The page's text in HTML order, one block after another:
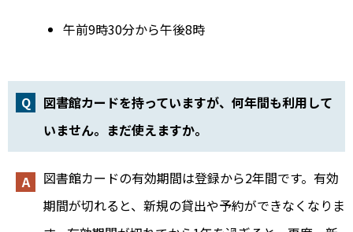
午前9時30分から午後8時
図書館カードを持っていますが、何年間も利用して
いません。まだ使えますか。
図書館カードの有効期間は登録から2年間です。有効
期間が切れると、新規の貸出や予約ができなくなりま